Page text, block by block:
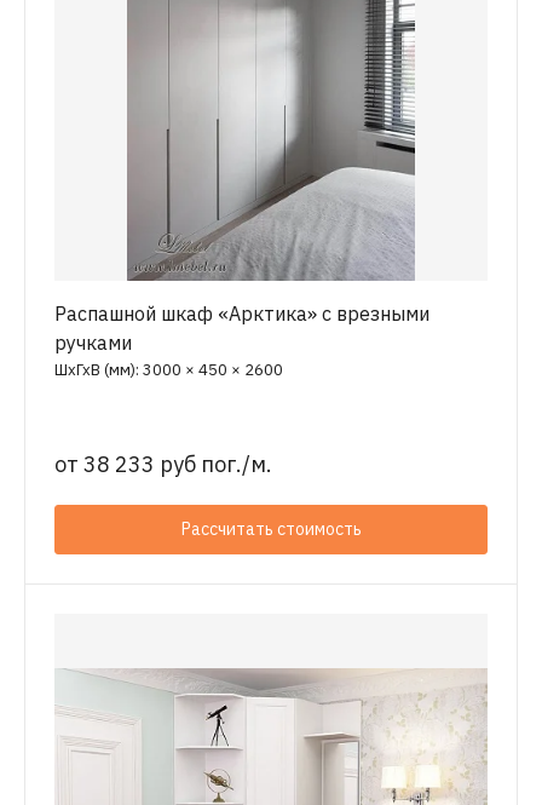
Распашной шкаф «Арктика» с врезными
ручками
ШхГхВ (мм): 3000 × 450 × 2600
от 38 233 руб пог./м.
Рассчитать стоимость